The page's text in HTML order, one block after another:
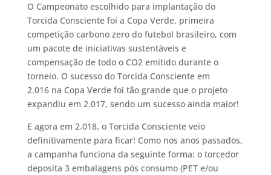
O Campeonato escolhido para implantação do
Torcida Consciente foi a Copa Verde, primeira
competição carbono zero do futebol brasileiro, com
um pacote de iniciativas sustentáveis e
compensação de todo o CO2 emitido durante o
torneio. O sucesso do Torcida Consciente em
2.016 na Copa Verde foi tão grande que o projeto
expandiu em 2.017, sendo um sucesso ainda maior!
E agora em 2.018, o Torcida Consciente veio
definitivamente para ficar! Como nos anos passados,
a campanha funciona da seguinte forma: o torcedor
deposita 3 embalagens pós consumo (PET e/ou